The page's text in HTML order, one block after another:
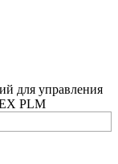
для управления
PLM